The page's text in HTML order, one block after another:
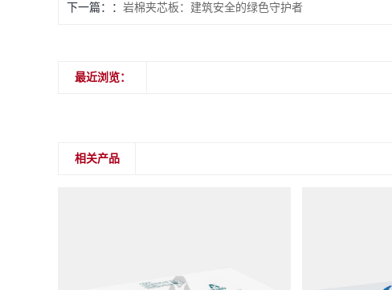
下一篇： 岩棉夹芯板：建筑安全的绿色守护者
最近浏览：
相关产品